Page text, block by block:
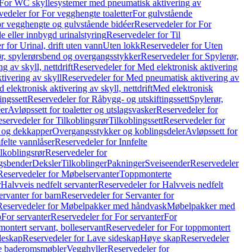
WC skyllesystemer med pneumatisk aktivering av
for For vegghengte toaletterFor gulvstående
vegghengte og gulvstående bidéerReservedeler for For
eller innbygd urinalstyringReservedeler for Til
for Urinal, drift uten vannUten lokkReservedeler for Uten
spylerørsbend og overgangsstykkerReservedeler for Spylerør,
av skyll, nettdriftReservedeler for Med elektronisk aktivering
av skyllReservedeler for Med pneumatisk aktivering av
elektronisk aktivering av skyll, nettdriftMed elektronisk
Reservedeler for Råbygg- og utskiftingssettSpylerør,
Avløpssett for toaletter og utslagsvaskerReservedeler for
for TilkoblingsrørTilkoblingssettReservedeler for
dekkapperOvergangsstykker og koblingsdelerAvløpssett for
vannlåserReservedeler for Innfelte
Reservedeler for
DekslerTilkoblingerPakningerSveiseenderReservedeler
for MøbelservanterToppmonterte
Halvveis nedfelt servanterReservedeler for Halvveis nedfelt
for barnReservedeler for Servanter for
for Møbelpakker med håndvaskMøbelpakker med
For servanterReservedeler for For servanterFor
servant, bolleservantReservedeler for For toppmontert
Reservedeler for Lave sideskapHøye skapReservedeler
baderomsmøblerVegghyllerReservedeler for